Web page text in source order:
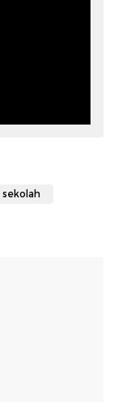
sekolah